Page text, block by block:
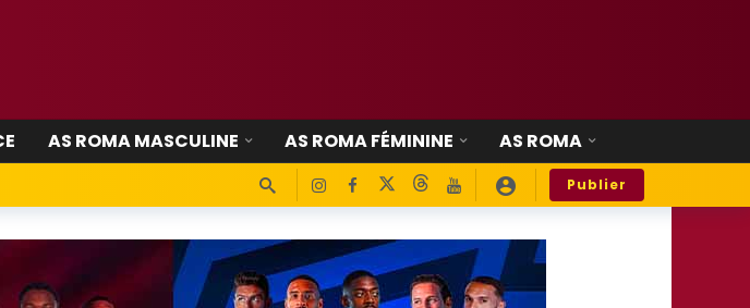
AS ROMA MASCULINE AS ROMA FÉMININE AS ROMA
Publier